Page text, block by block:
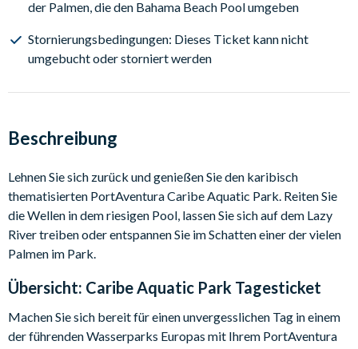
der Palmen, die den Bahama Beach Pool umgeben
Stornierungsbedingungen: Dieses Ticket kann nicht
umgebucht oder storniert werden
Beschreibung
Lehnen Sie sich zurück und genießen Sie den karibisch
thematisierten PortAventura Caribe Aquatic Park. Reiten Sie
die Wellen in dem riesigen Pool, lassen Sie sich auf dem Lazy
River treiben oder entspannen Sie im Schatten einer der vielen
Palmen im Park.
Übersicht: Caribe Aquatic Park Tagesticket
Machen Sie sich bereit für einen unvergesslichen Tag in einem
der führenden Wasserparks Europas mit Ihrem PortAventura